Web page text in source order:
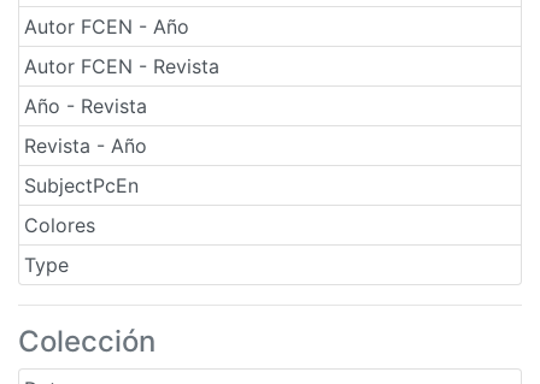
Autor FCEN - Año
Autor FCEN - Revista
Año - Revista
Revista - Año
SubjectPcEn
Colores
Type
Colección